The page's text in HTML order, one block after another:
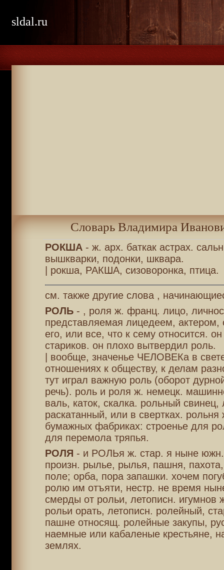
sldal.ru
Словарь Владимира
РОКША- ж. арх. баткак астрах.
вышкварки, подонки, шквара.
| рокша, РАКША, сизоворонка, птица.
см. также другие слова ,
РОЛЬ- , роля ж. франц. лицо,
представляемая лицедеем, актером,
его, или все, что к сему относится.
стариков. он плохо вытвердил роль.
| вообще, значенье ЧЕЛОВЕКа в
отношениях к обществу, к делам
тут играл важную роль (оборот
речь). роль и роля ж. немецк.
валь, каток, скалка. рольный свинец,
раскатанный, или в свертках.
бумажных фабриках: строенье для
для перемола тряпья.
РОЛЯ - и РОЛЬя ж. стар. я ныне
произн. рылье, рылья, пашня,
поле; орба, пора запашки. хочем
ролю им отъяти, нестр. не время
смерды от рольи, летописн. игумнов
рольи орать, летописн. ролейный,
пашне относящ. ролейные закупы,
наемные или кабаленые крестьяне,
землях.